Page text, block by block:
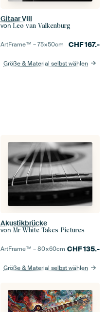
Gitaar VIII
von Leo van Valkenburg
ArtFrame™ –75×50cm CHF167.-
Größe & Material selbst wählen
Akustikbrücke
von Mr White Takes Pictures
ArtFrame™ –80×60cm CHF135.-
Größe & Material selbst wählen